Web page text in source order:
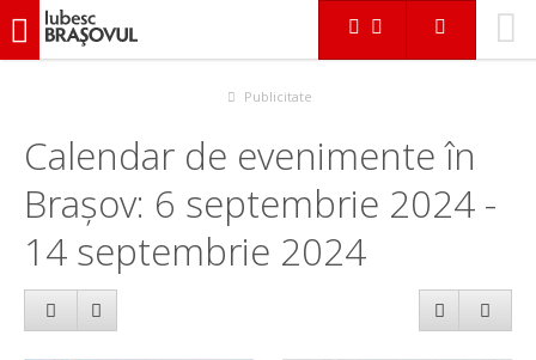
iubescbraşovul.ro
Publicitate
Calendar de evenimente în
Brașov: 6 septembrie 2024 -
14 septembrie 2024